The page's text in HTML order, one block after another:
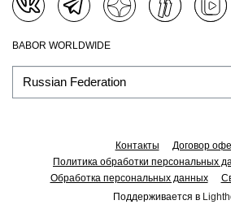
BABOR WORLDWIDE
Контакты
Договор
Политика обработки персональных
Обработка персональных данных
Поддерживается в